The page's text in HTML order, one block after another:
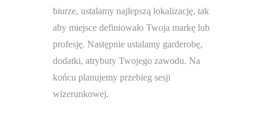
biurze, ustalamy najlepszą lokalizację, tak
aby miejsce definiowało Twoja markę lub
profesję. Następnie ustalamy garderobę,
dodatki, atrybuty Twojego zawodu. Na
końcu planujemy przebieg sesji
wizerunkowej.